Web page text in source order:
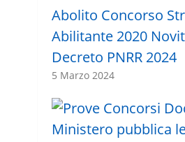
Abolito Concorso
Abilitante 2020
Decreto PNRR 2024
5 Marzo 2024